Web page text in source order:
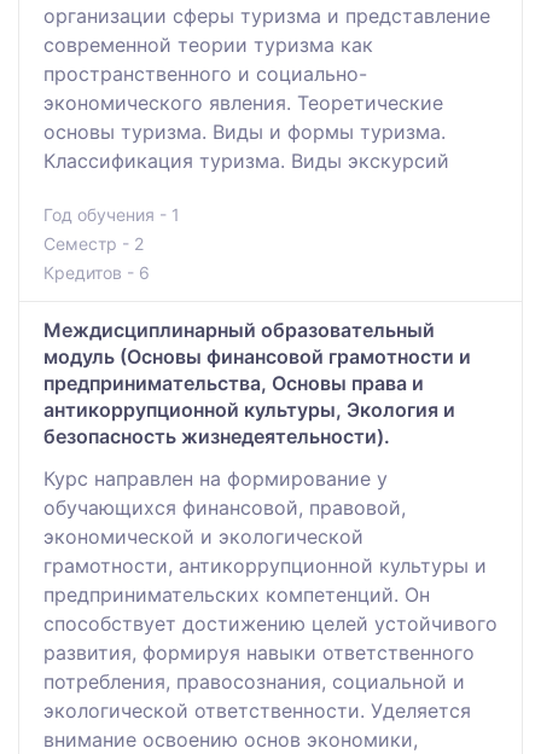
организации сферы туризма и представление
современной теории туризма как
пространственного и социально-
экономического явления. Теоретические
основы туризма. Виды и формы туризма.
Классификация туризма. Виды экскурсий
Год обучения - 1
Семестр - 2
Кредитов - 6
Междисциплинарный образовательный
модуль (Основы финансовой грамотности и
предпринимательства, Основы права и
антикоррупционной культуры, Экология и
безопасность жизнедеятельности).
Курс направлен на формирование у
обучающихся финансовой, правовой,
экономической и экологической
грамотности, антикоррупционной культуры и
предпринимательских компетенций. Он
способствует достижению целей устойчивого
развития, формируя навыки ответственного
потребления, правосознания, социальной и
экологической ответственности. Уделяется
внимание освоению основ экономики,